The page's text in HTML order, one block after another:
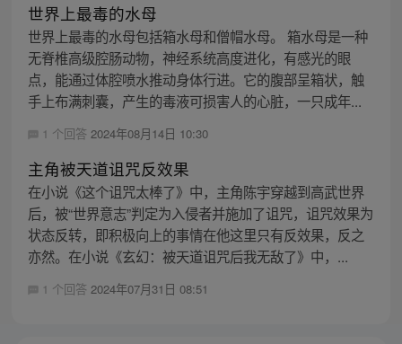
世界上最毒的水母
世界上最毒的水母包括箱水母和僧帽水母。 箱水母是一种
无脊椎高级腔肠动物，神经系统高度进化，有感光的眼
点，能通过体腔喷水推动身体行进。它的腹部呈箱状，触
手上布满刺囊，产生的毒液可损害人的心脏，一只成年...
1 个回答 2024年08月14日 10:30
主角被天道诅咒反效果
在小说《这个诅咒太棒了》中，主角陈宇穿越到高武世界
后，被“世界意志”判定为入侵者并施加了诅咒，诅咒效果为
状态反转，即积极向上的事情在他这里只有反效果，反之
亦然。在小说《玄幻：被天道诅咒后我无敌了》中，...
1 个回答 2024年07月31日 08:51